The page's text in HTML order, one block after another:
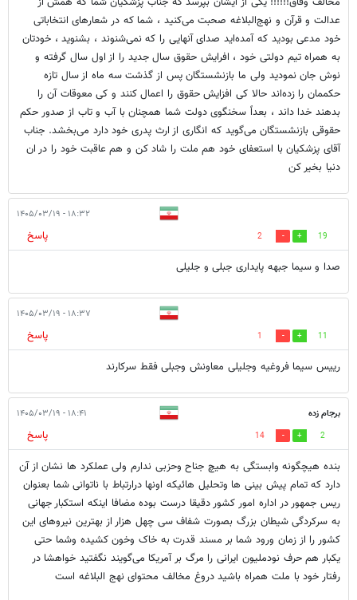
عدالت و قرآن و نهج‌البلاغه صحبت می‌کنید ، شما که در شعارهای انتخاباتی
خود مدعی بودید که آمده‌اید صدای آنهایی را که نمی‌شنوند ، بشنوید ، خودتان
به همراه تیم دولتی خود ، افرایش حقوق سال جدید را از اول سال گرفته و
نوش جان نمودید ولی ما بازنشستگان پس از گذشت سه ماه از سال تازه
حکممان را زده‌اند حالا کی افزایش حقوق را اعمال کنند و کی معوقات آن را
بدهند خدا داند ، بعداً سخنگوی دولت شما همچنان با آب و تاب از صدور حکم
حقوقی بازنشستگان می‌گوید که انگاری از ارث پدری خود دارد می‌بخشد. جناب
آقای پزشکیان با استعفای خود هم ملت را شاد کن و هم عاقبت خود را در ان
دنیا بخیر کن
۱۸:۳۲ - ۱۴۰۵/۰۳/۱۹
19
2
پاسخ
صدا و سیما جبهه پایداری جبلی و جلیلی
۱۸:۳۷ - ۱۴۰۵/۰۳/۱۹
11
1
پاسخ
رییس سیما فروغیه وجلیلی معاونش وجبلی فقط سرکارند
برجام زده ۱۸:۴۱ - ۱۴۰۵/۰۳/۱۹
2
14
پاسخ
بنده هیچگونه وابستگی به هیچ جناح وحزبی ندارم ولی عملکرد ها نشان از آن
دارد که تمام پیش بینی ها وتحلیل هائیکه اونها درارتباط با ناتوانی شما بعنوان
ریس جمهور در اداره امور کشور دقیقا درست بوده مضافا اینکه استکبار جهانی
به سرکردگی شیطان بزرگ بصورت شفاف سی چهل هزار از بهترین نیروهای این
کشور را از زمان ورود شما بر مسند قدرت به خاک وخون کشیده وشما حتی
یکبار هم حرف نودملیون ایرانی را مرگ بر آمریکا می‌گویند نگفتید خواهشا در
رفتار خود با ملت همراه باشید دروغ مخالف محتوای نهج البلاغه است